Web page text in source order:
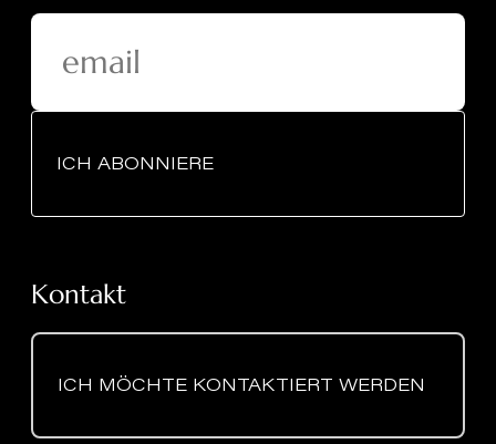
ICH ABONNIERE
Kontakt
ICH MÖCHTE KONTAKTIERT WERDEN